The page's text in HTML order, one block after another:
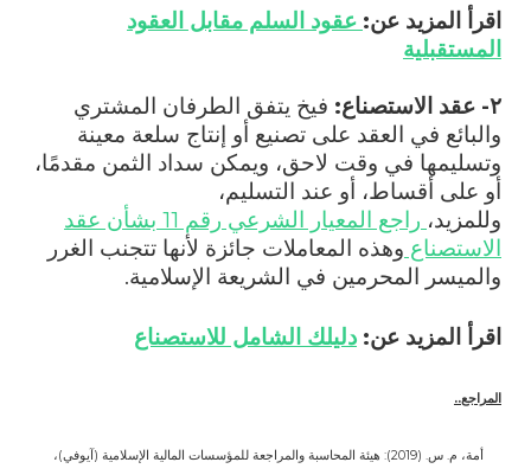
اقرأ المزيد عن: عقود السلم مقابل العقود
المستقبلية
٢- عقد الاستصناع:
فيخ يتفق الطرفان المشتري
والبائع في العقد على تصنيع أو إنتاج سلعة معينة
وتسليمها في وقت لاحق، ويمكن سداد الثمن مقدمًا،
أو على أقساط، أو عند التسليم،
وللمزيد، راجع المعيار الشرعي رقم 11 بشأن
عقد
الاستصناع وهذه المعاملات جائزة لأنها تتجنب الغرر
والميسر المحرمين في الشريعة الإسلامية.
اقرأ المزيد عن: دليلك الشامل للاستصناع
المراجع..
أمة، م. س. (2019): هيئة المحاسبة والمراجعة للمؤسسات المالية الإسلامية (آيوفي)،